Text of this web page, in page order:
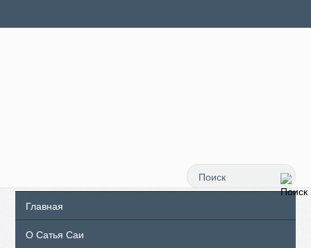
Главная
О Сатья Саи